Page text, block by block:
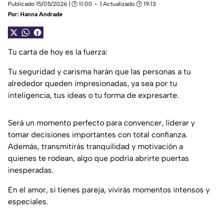
Publicado 15/05/2026 | 🕑 11:00
| Actualizado 🕑 19:13
Por: Hanna Andrade
Tu carta de hoy es la fuerza:
Tu seguridad y carisma harán que las personas a tu
alrededor queden impresionadas, ya sea por tu
inteligencia, tus ideas o tu forma de expresarte.
Será un momento perfecto para convencer, liderar y
tomar decisiones importantes con total confianza.
Además, transmitirás tranquilidad y motivación a
quienes te rodean, algo que podría abrirte puertas
inesperadas.
En el amor, si tienes pareja, vivirás momentos intensos y
especiales.